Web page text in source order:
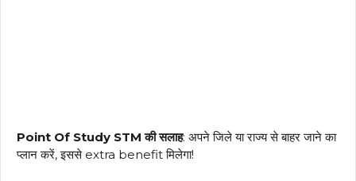
Point Of Study STM की सलाह: अपने जिले या राज्य से बाहर जाने का
प्लान करें, इससे extra benefit मिलेगा!